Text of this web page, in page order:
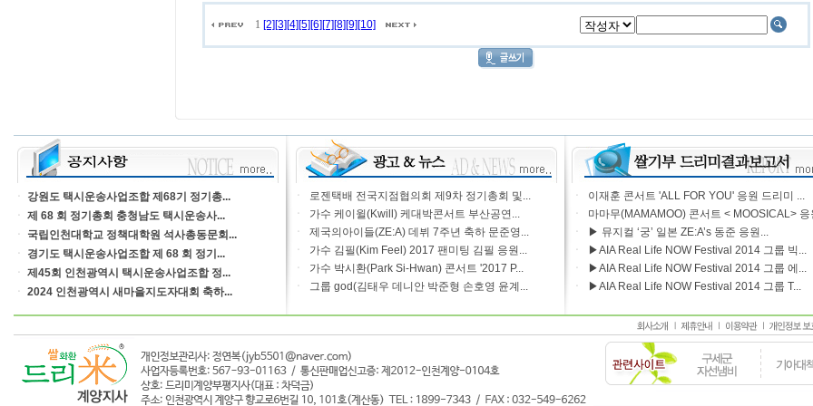
1 [2][3][4][5][6][7][8][9][10]
ㆍ 강원도 택시운송사업조합 제68기 정기총...
ㆍ 제 68 회 정기총회 충청남도 택시운송사...
ㆍ 국립인천대학교 정책대학원 석사총동문회...
ㆍ 경기도 택시운송사업조합 제 68 회 정기...
ㆍ 제45회 인천광역시 택시운송사업조합 정...
ㆍ 2024 인천광역시 새마을지도자대회 축하...
ㆍ
로젠택배 전국지점협의회 제9차 정기총회 및...
ㆍ
가수 케이윌(Kwill) 케대박콘서트 부산공연...
ㆍ
제국의아이들(ZE:A) 데뷔 7주년 축하 문준영...
ㆍ
가수 김필(Kim Feel) 2017 팬미팅 김필 응원...
ㆍ
가수 박시환(Park Si-Hwan) 콘서트 '2017 P...
ㆍ
그룹 god(김태우 데니안 박준형 손호영 윤계...
ㆍ
이재훈 콘서트 'ALL FOR YOU' 응원 드리미 ...
ㆍ
마마무(MAMAMOO) 콘서트 < MOOSICAL> 응
ㆍ
▶ 뮤지컬 ‘궁’ 일본 ZE:A’s 동준 응원...
ㆍ
▶AIA Real Life NOW Festival 2014 그룹 빅...
ㆍ
▶AIA Real Life NOW Festival 2014 그룹 에...
ㆍ
▶AIA Real Life NOW Festival 2014 그룹 T...